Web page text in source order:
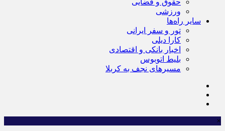
حقوق و قضایی
ورزشی
سایر راه‌ها
تور و سفر ایرانی
کارا دیلی
اخبار بانکی و اقتصادی
بلیط اتوبوس
مسیرهای نجف به کربلا
×